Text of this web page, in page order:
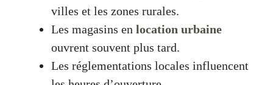
villes et les zones rurales.
Les magasins en location urbaine
ouvrent souvent plus tard.
Les réglementations locales influencent